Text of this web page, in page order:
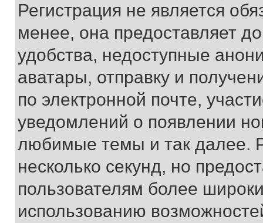
Регистрация не является
менее, она предоставляет
удобства, недоступные
аватары, отправку и
по электронной почте,
уведомлений о появлении
любимые темы и так далее.
несколько секунд, но
пользователям более
использованию